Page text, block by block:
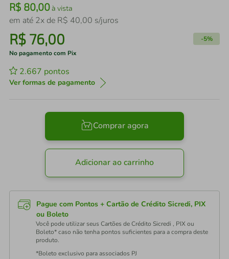
R$ 80,00à vista
em até 2x de R$ 40,00 s/juros
R$ 76,00 -5%
No pagamento com Pix
2.667 pontos
Ver formas de pagamento
Comprar agora
Adicionar ao carrinho
Pague com Pontos + Cartão de Crédito Sicredi, PIX
ou Boleto
Você pode utilizar seus Cartões de Crédito Sicredi , PIX ou
Boleto* caso não tenha pontos suficientes para a compra deste
produto.
*Boleto exclusivo para associados PJ